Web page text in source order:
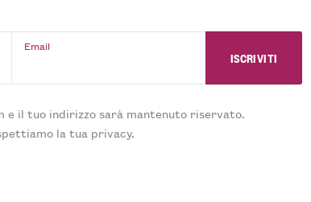
Email
e il tuo indirizzo sarà mantenuto riservato.
la tua privacy.